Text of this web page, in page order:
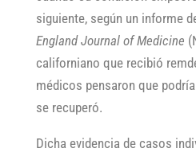
siguiente, según un informe
England Journal of Medicine
californiano que recibió
médicos pensaron que
se recuperó.
Dicha evidencia de casos